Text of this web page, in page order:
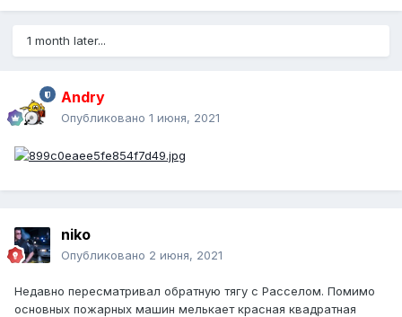
1 month later...
Andry
Опубликовано 1 июня, 2021
niko
Опубликовано 2 июня, 2021
Недавно пересматривал обратную тягу с Расселом. Помимо
основных пожарных машин мелькает красная квадратная